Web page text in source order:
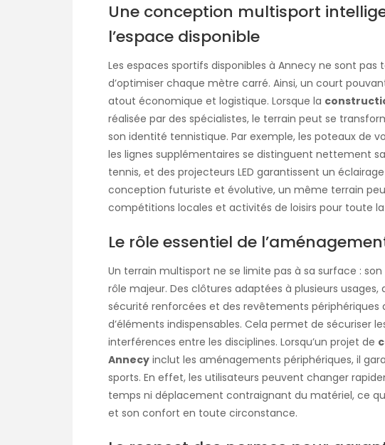
Une conception multisport
l’espace disponible
Les espaces sportifs disponibles à Annecy ne sont pas
d’optimiser chaque mètre carré. Ainsi, un court
atout économique et logistique. Lorsque la
réalisée par des spécialistes, le terrain peut se
son identité tennistique. Par exemple, les poteaux de
les lignes supplémentaires se distinguent nettement
tennis, et des projecteurs LED garantissent un
conception futuriste et évolutive, un même terrain
compétitions locales et activités de loisirs pour toute
Le rôle essentiel de
Un terrain multisport ne se limite pas à sa surface :
rôle majeur. Des clôtures adaptées à plusieurs
sécurité renforcées et des revêtements
d’éléments indispensables. Cela permet de sécuriser
interférences entre les disciplines. Lorsqu’un projet de
Annecy inclut les aménagements périphériques, il
sports. En effet, les utilisateurs peuvent changer
temps ni déplacement contraignant du matériel, ce
et son confort en toute circonstance.